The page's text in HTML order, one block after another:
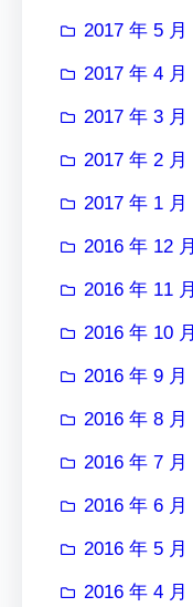
2017 年 5 月
2017 年 4 月
2017 年 3 月
2017 年 2 月
2017 年 1 月
2016 年 12 月
2016 年 11 月
2016 年 10 月
2016 年 9 月
2016 年 8 月
2016 年 7 月
2016 年 6 月
2016 年 5 月
2016 年 4 月